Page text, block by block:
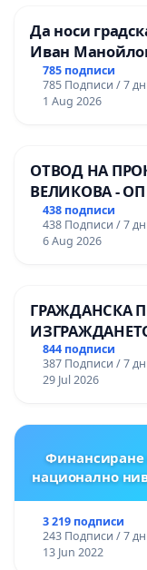
Да носи
Иван
785 подписи
785 Подписи / 7
1 Aug 2026
ОТВОД НА
ВЕЛИКОВА -
438 подписи
438 Подписи / 7
6 Aug 2026
ГРАЖДАНСКА
НА
844 подписи
387 Подписи / 7
29 Jul 2026
Финансиране
национално
3 219 подписи
243 Подписи / 7
13 Jun 2022